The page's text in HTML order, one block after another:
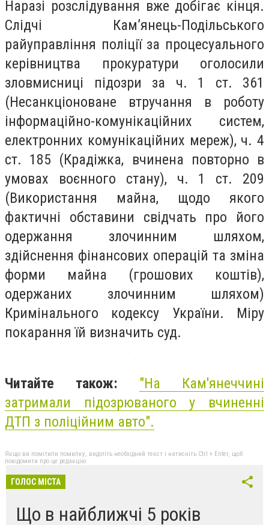
Наразі розслідування вже добігає кінця.
Слідчі Кам’янець-Подільського
райуправління поліції за процесуального
керівництва прокуратури оголосили
зловмисниці підозри за ч. 1 ст. 361
(Несанкціоноване втручання в роботу
інформаційно-комунікаційних систем,
електронних комунікаційних мереж), ч. 4
ст. 185 (Крадіжка, вчинена повторно в
умовах воєнного стану), ч. 1 ст. 209
(Використання майна, щодо якого
фактичні обставини свідчать про його
одержання злочинним шляхом,
здійснення фінансових операцій та зміна
форми майна (грошових коштів),
одержаних злочинним шляхом)
Кримінального кодексу України. Міру
покарання їй визначить суд.
Читайте також: "На Кам'янеччині
затримали підозрюваного у вчиненні
ДТП з поліційним авто".
Якщо ви помітили помилку, виділіть необхідний текст і натисніть Ctrl + Enter, щоб
повідомити про це редакцію
ГОЛОС МІСТА
Що в найближчі 5 років